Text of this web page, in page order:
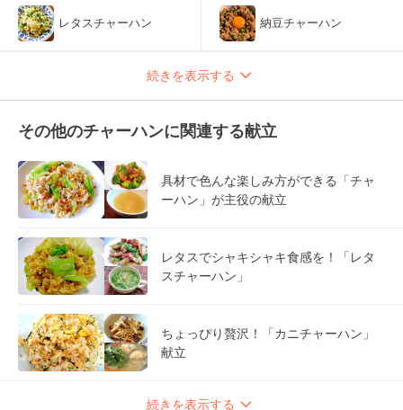
レタスチャーハン 納豆チャーハン
続きを表示する
その他のチャーハンに関連する献立
具材で色んな楽しみ方ができる「チャ
ーハン」が主役の献立
レタスでシャキシャキ食感を！「レタ
スチャーハン」
ちょっぴり贅沢！「カニチャーハン」
献立
続きを表示する